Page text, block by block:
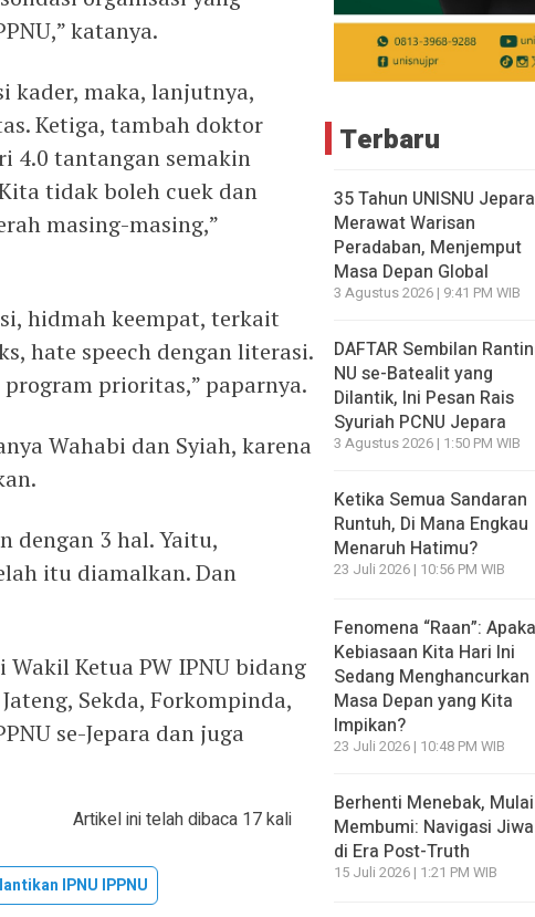
katanya.
kader, maka, lanjutnya,
Ketiga, tambah doktor
4.0 tantangan semakin
tidak boleh cuek dan
masing-masing,”
hidmah keempat, terkait
hate speech dengan literasi.
prioritas,” paparnya.
Wahabi dan Syiah, karena
dengan 3 hal. Yaitu,
itu diamalkan. Dan
Ketua PW IPNU bidang
Sekda, Forkompinda,
se-Jepara dan juga
Artikel ini telah dibaca 17 kali
IPNU IPPNU
Terbaru
35 Tahun UNISNU
Merawat Warisan
Peradaban, Menjemput
Masa Depan Global
3 Agustus 2026 | 9:41 PM WIB
DAFTAR Sembilan
NU se-Batealit yang
Dilantik, Ini Pesan Rais
Syuriah PCNU Jepara
3 Agustus 2026 | 1:50 PM WIB
Ketika Semua Sandaran
Runtuh, Di Mana Engkau
Menaruh Hatimu?
23 Juli 2026 | 10:56 PM WIB
Fenomena “Raan”:
Kebiasaan Kita Hari Ini
Sedang Menghancurkan
Masa Depan yang Kita
Impikan?
23 Juli 2026 | 10:48 PM WIB
Berhenti Menebak, Mulai
Membumi: Navigasi Jiwa
di Era Post-Truth
15 Juli 2026 | 1:21 PM WIB